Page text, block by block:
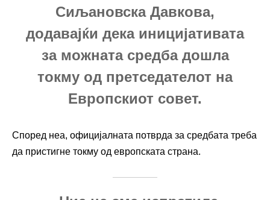
Сиљановска Давкова,
додавајќи дека иницијативата
за можната средба дошла
токму од претседателот на
Европскиот совет.
Според неа, официјалната потврда за средбата треба
да пристигне токму од европската страна.